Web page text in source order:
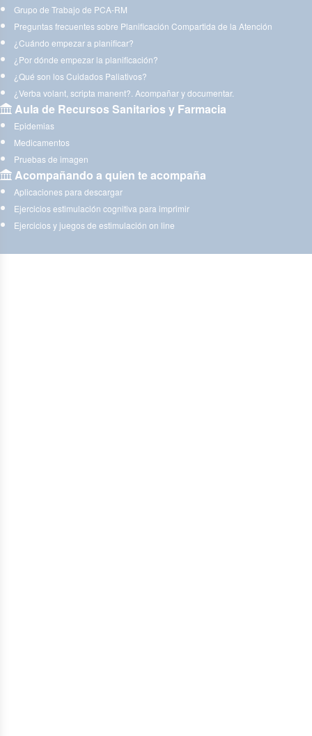
Grupo de Trabajo de PCA-RM
Preguntas frecuentes sobre Planificación Compartida de la Atención
¿Cuándo empezar a planificar?
¿Por dónde empezar la planificación?
¿Qué son los Cuidados Paliativos?
¿Verba volant, scripta manent?. Acompañar y documentar.
Aula de Recursos Sanitarios y Farmacia
Epidemias
Medicamentos
Pruebas de imagen
Acompañando a quien te acompaña
Aplicaciones para descargar
Ejercicios estimulación cognitiva para imprimir
Ejercicios y juegos de estimulación on line